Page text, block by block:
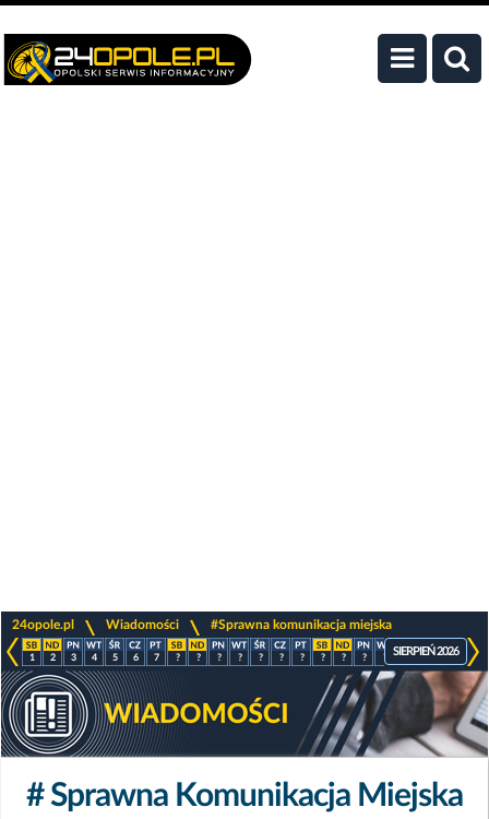
24opole.pl Wiadomości #Sprawna komunikacja miejska
1 2 3 4 5 6 7 ? ? ? ? ? ? ? ? ? ? ? ? ? ?
SIERPIEŃ 2026
# Sprawna Komunikacja Miejska